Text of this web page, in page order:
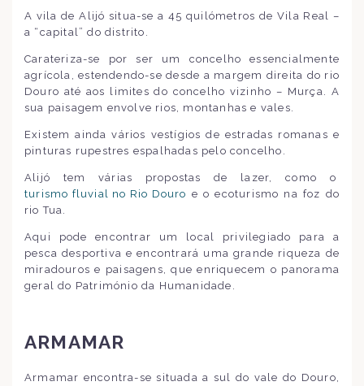
A vila de Alijó situa-se a 45 quilómetros de Vila Real –
a “capital” do distrito.
Carateriza-se por ser um concelho essencialmente
agrícola, estendendo-se desde a margem direita do rio
Douro até aos limites do concelho vizinho – Murça. A
sua paisagem envolve rios, montanhas e vales.
Existem ainda vários vestígios de estradas romanas e
pinturas rupestres espalhadas pelo concelho.
Alijó tem várias propostas de lazer, como o
turismo fluvial no Rio Douro e o ecoturismo na foz do
rio Tua.
Aqui pode encontrar um local privilegiado para a
pesca desportiva e encontrará uma grande riqueza de
miradouros e paisagens, que enriquecem o panorama
geral do Património da Humanidade.
ARMAMAR
Armamar encontra-se situada a sul do vale do Douro,